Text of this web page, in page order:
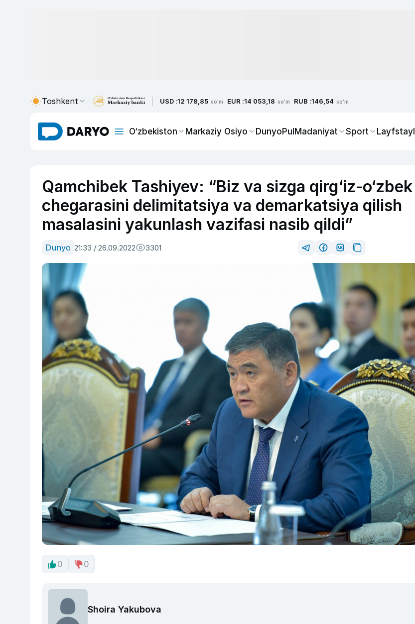
Toshkent USD :12 178,85 so'm EUR :14 053,18 so'm RUB :146,54 so'm
O‘zbekiston Markaziy Osiyo DunyoPulMadaniyat Sport Layfstayl
Qamchibek Tashiyev: “Biz va sizga qirg‘iz-o‘zbek
chegarasini delimitatsiya va demarkatsiya qilish
masalasini yakunlash vazifasi nasib qildi”
Dunyo 21:33 / 26.09.2022 3301
0 0
Shoira Yakubova